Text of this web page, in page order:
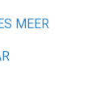
MEER